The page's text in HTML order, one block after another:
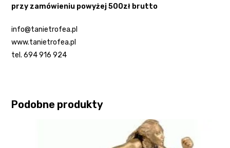
przy zamówieniu powyżej 500zł brutto
info@tanietrofea.pl
www.tanietrofea.pl
tel. 694 916 924
Podobne produkty